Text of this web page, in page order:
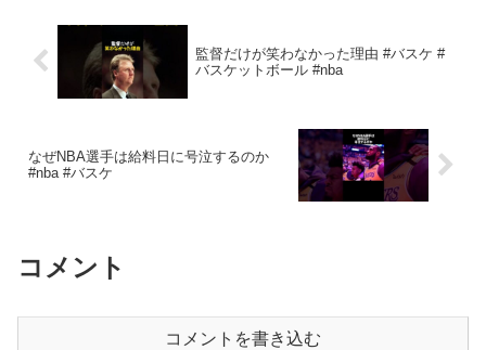
監督だけが笑わなかった理由 #バスケ #
バスケットボール #nba
なぜNBA選手は給料日に号泣するのか
#nba #バスケ
コメント
コメントを書き込む